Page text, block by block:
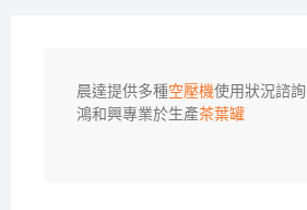
晨達提供多種空壓機使用狀況諮詢
鴻和興專業於生產茶葉罐